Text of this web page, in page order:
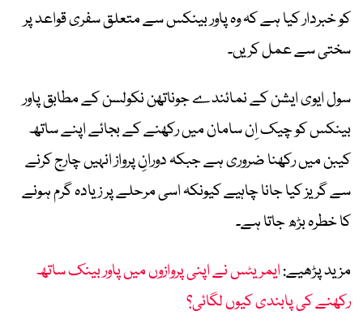
کو خبردار کیا ہے کہ وہ پاور بینکس سے متعلق سفری قواعد پر
سختی سے عمل کریں۔
سول ایوی ایشن کے نمائندے جوناتھن نکولسن کے مطابق پاور
بینکس کو چیک اِن سامان میں رکھنے کے بجائے اپنے ساتھ
کیبن میں رکھنا ضروری ہے جبکہ دورانِ پرواز انہیں چارج کرنے
سے گریز کیا جانا چاہیے کیونکہ اسی مرحلے پر زیادہ گرم ہونے
کا خطرہ بڑھ جاتا ہے۔
مزید پڑھیے:ایمریٹس نے اپنی پروازوں میں پاور بینک ساتھ
رکھنے کی پابندی کیوں لگائی؟